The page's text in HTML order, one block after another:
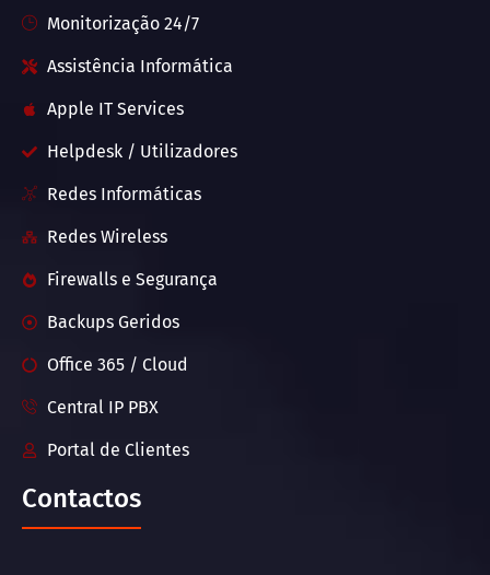
Monitorização 24/7
Assistência Informática
Apple IT Services
Helpdesk / Utilizadores
Redes Informáticas
Redes Wireless
Firewalls e Segurança
Backups Geridos
Office 365 / Cloud
Central IP PBX
Portal de Clientes
Contactos